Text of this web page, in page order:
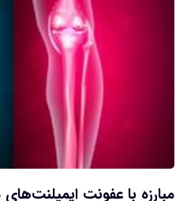
مبارزه با عفونت